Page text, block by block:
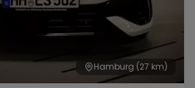
Hamburg (27 km)